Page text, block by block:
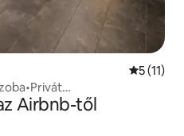
Átlagos
5 (11)
méretű ágy
Airbnb-től